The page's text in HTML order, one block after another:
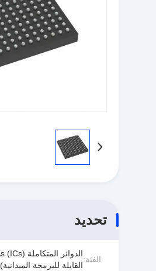
تحديد
الفئة:
القابلة للبرمجة الميدانية)